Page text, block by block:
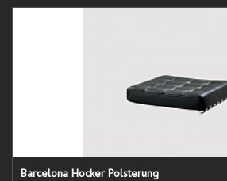
Barcelona Hocker Polsterung